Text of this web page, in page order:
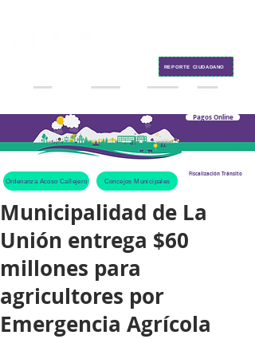
Pagos Online
Ordenanza Acoso Callejero Concejos Municipales
Fiscalización Tránsito
REPORTE CIUDADANO
Municipalidad de La
Unión entrega $60
millones para
agricultores por
Emergencia Agrícola